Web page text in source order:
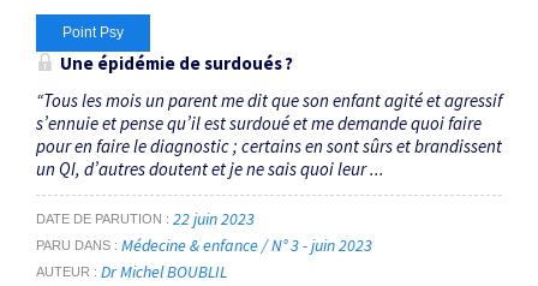
Point Psy
Une épidémie de surdoués ?
“Tous les mois un parent me dit que son enfant agité et agressif
s’ennuie et pense qu’il est surdoué et me demande quoi faire
pour en faire le diagnostic ; certains en sont sûrs et brandissent
un QI, d’autres doutent et je ne sais quoi leur ...
DATE DE PARUTION 22 juin 2023
PARU DANS Médecine & enfance / N° 3 - juin 2023
AUTEUR Dr Michel BOUBLIL